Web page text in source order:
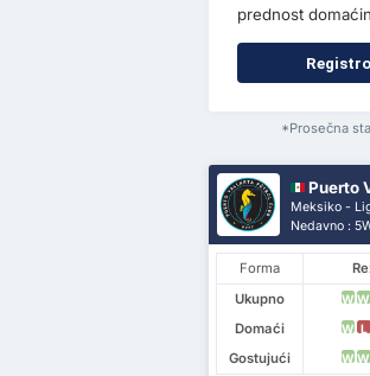
prednost
*Prosečna
Puerto
Meksiko -
Nedavno :
Forma
Ukupno
W W
Domaći
W L
Gostujući
W W